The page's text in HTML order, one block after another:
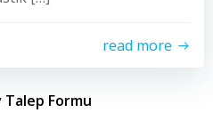
read more
Talep Formu